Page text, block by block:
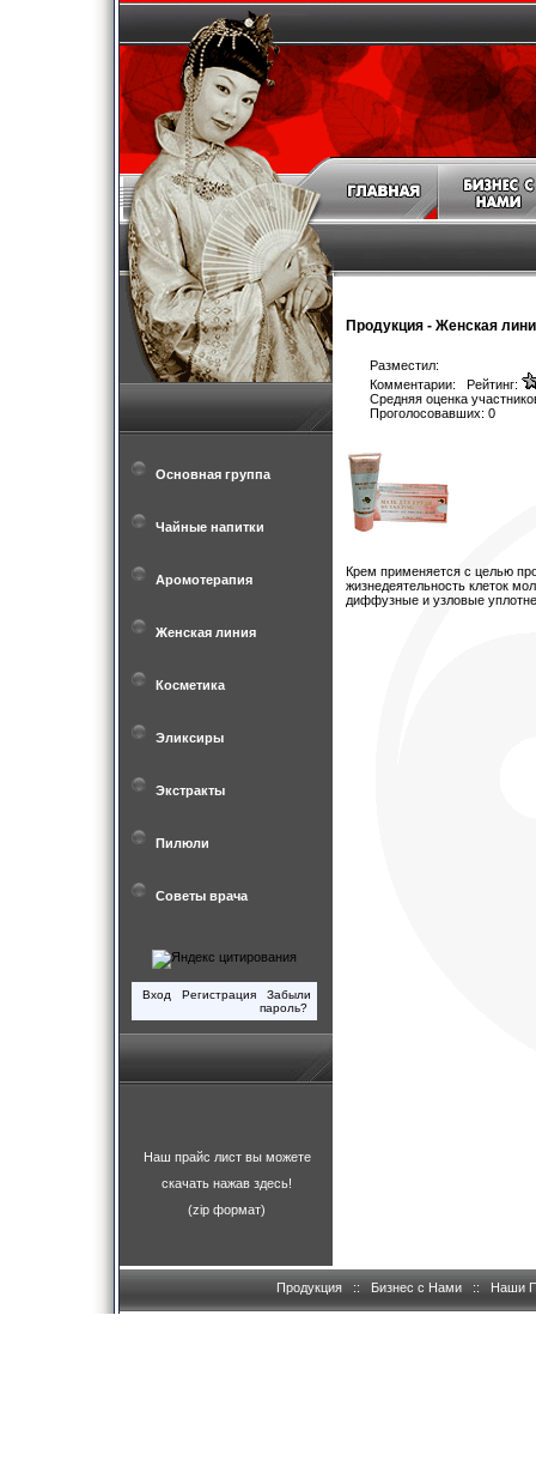
Основная группа
Чайные напитки
Аромотерапия
Женская линия
Косметика
Эликсиры
Экстракты
Пилюли
Советы врача
Вход Регистрация
Забыли
пароль?
Наш прайс лист вы можете
скачать нажав здесь!
(zip формат)
Продукция - Женская
Разместил:
Комментарии: Рейтинг:
Средняя оценка
Проголосовавших: 0
Крем применяется с целью
жизнедеятельность клеток
диффузные и узловые
Продукция :: Бизнес с Нами :: Наши